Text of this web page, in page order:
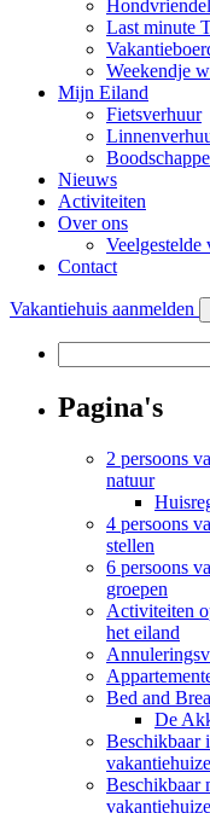
Last minute
Weekendje
Mijn Eiland
Fietsverhuur
Nieuws
Activiteiten
Over ons
Veelgestelde
Contact
Vakantiehuis aanmelden
naar:
Pagina's
2 persoons
natuur
4 persoons
stellen
6 persoons
groepen
Activiteiten
het eiland
Bed and
De
Beschikbaar
Beschikbaar